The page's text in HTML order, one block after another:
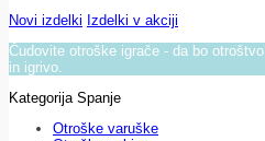
Novi izdelki Izdelki v akciji
Čudovite otroške igrače - da bo
in igrivo.
Kategorija Spanje
Otroške varuške